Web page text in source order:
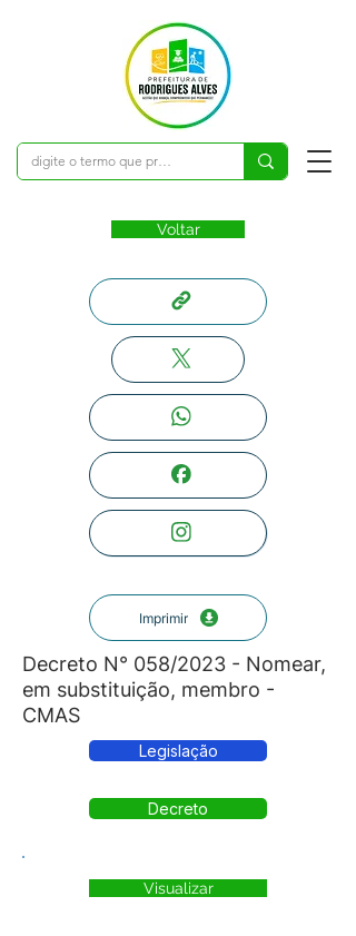
Voltar
Imprimir
Decreto N° 058/2023 - Nomear,
em substituição, membro -
CMAS
Legislação
Decreto
Visualizar